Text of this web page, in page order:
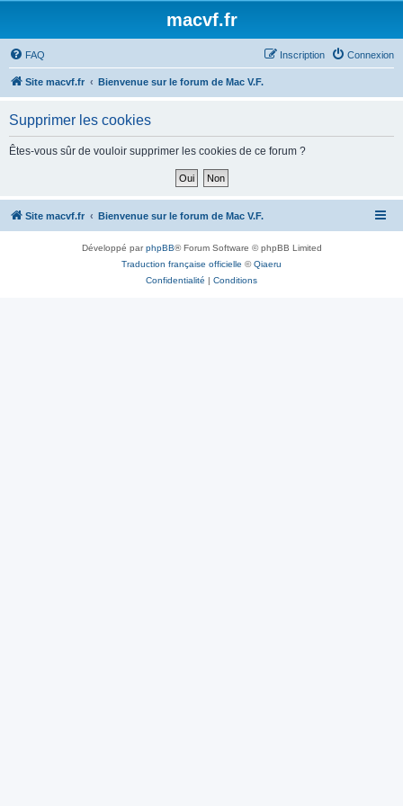
macvf.fr
FAQ Connexion
Inscription
Site macvf.fr Bienvenue sur le forum de Mac V.F.
Supprimer les cookies
Êtes-vous sûr de vouloir supprimer les cookies de ce forum ?
Site macvf.fr Bienvenue sur le forum de Mac V.F.
Développé parphpBB® Forum Software © phpBB Limited
Traduction française officielle ©Qiaeru
Confidentialité | Conditions